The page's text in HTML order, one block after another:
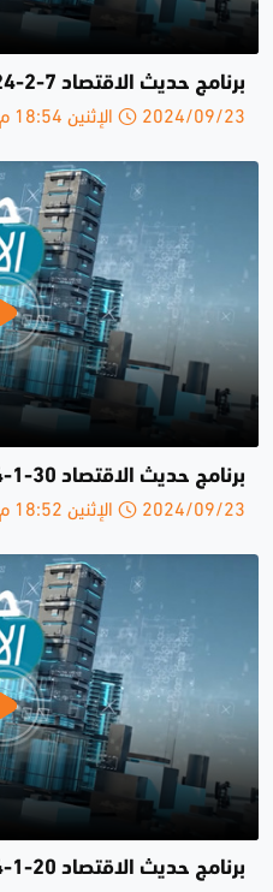
برنامج حديث الاقتصاد 7-2-2024
2024/09/23 الإثنين 18:54 م
برنامج حديث الاقتصاد 30-1-2024
2024/09/23 الإثنين 18:52 م
برنامج حديث الاقتصاد 20-1-2024